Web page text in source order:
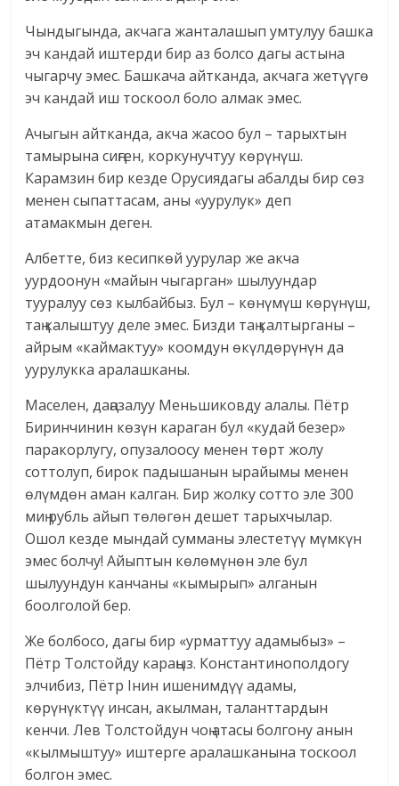
Чындыгында, акчага жанталашып умтулуу башка
эч кандай иштерди бир аз болсо дагы астына
чыгарчу эмес. Башкача айтканда, акчага жетүүгө
эч кандай иш тоскоол боло алмак эмес.
Ачыгын айтканда, акча жасоо бул – тарыхтын
тамырына сиңген, коркунучтуу көрүнүш.
Карамзин бир кезде Орусиядагы абалды бир сөз
менен сыпаттасам, аны «уурулук» деп
атамакмын деген.
Албетте, биз кесипкөй уурулар же акча
уурдоонун «майын чыгарган» шылуундар
тууралуу сөз кылбайбыз. Бул – көнүмүш көрүнүш,
таң калыштуу деле эмес. Бизди таң калтырганы –
айрым «каймактуу» коомдун өкүлдөрүнүн да
уурулукка аралашканы.
Маселен, даңазалуу Меньшиковду алалы. Пётр
Биринчинин көзүн караган бул «кудай безер»
паракорлугу, опузалоосу менен төрт жолу
соттолуп, бирок падышанын ырайымы менен
өлүмдөн аман калган. Бир жолку сотто эле 300
миң рубль айып төлөгөн дешет тарыхчылар.
Ошол кезде мындай сумманы элестетүү мүмкүн
эмес болчу! Айыптын көлөмүнөн эле бул
шылуундун канчаны «кымырып» алганын
боолголой бер.
Же болбосо, дагы бир «урматтуу адамыбыз» –
Пётр Толстойду караңыз. Константинополдогу
элчибиз, Пётр Iнин ишенимдүү адамы,
көрүнүктүү инсан, акылман, таланттардын
кенчи. Лев Толстойдун чоң атасы болгону анын
«кылмыштуу» иштерге аралашканына тоскоол
болгон эмес.